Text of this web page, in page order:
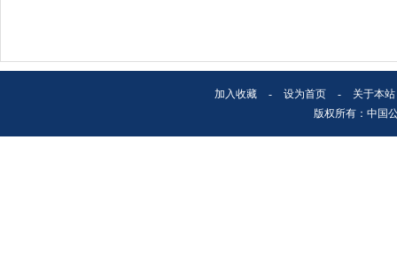
加入收藏 - 设为首页 -
关于本站
版权所有：中国